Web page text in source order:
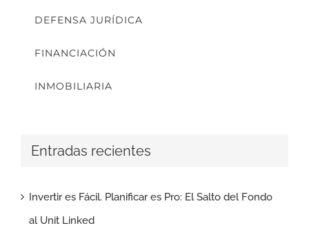
DEFENSA JURÍDICA
FINANCIACIÓN
INMOBILIARIA
Entradas recientes
Invertir es Fácil. Planificar es Pro: El Salto del Fondo
al Unit Linked